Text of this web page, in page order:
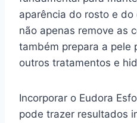
aparência do rosto e
não apenas remove as
também prepara a pele
outros tratamentos e
Incorporar o Eudora
pode trazer resultados